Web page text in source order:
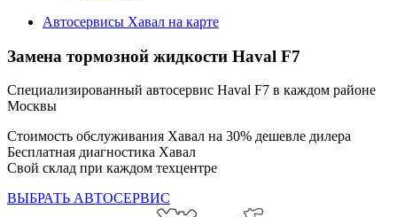
Автосервисы Хавал на карте
Замена тормозной жидкости Haval F7
Специализированный автосервис Haval F7 в каждом районе
Москвы
Стоимость обслуживания Хавал на 30% дешевле дилера
Бесплатная диагностика Хавал
Свой склад при каждом техцентре
ВЫБРАТЬ АВТОСЕРВИС